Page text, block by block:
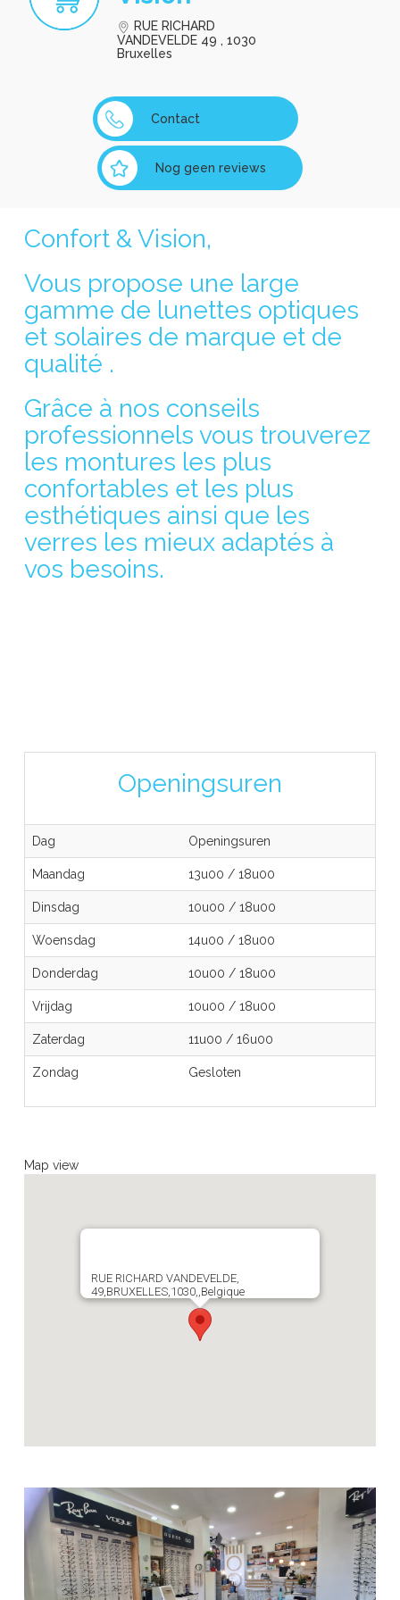
RUE RICHARD
VANDEVELDE 49 , 1030
Bruxelles
Contact
Nog geen reviews
Confort & Vision,
Vous propose une large
gamme de lunettes optiques
et solaires de marque et de
qualité .
Grâce à nos conseils
professionnels vous trouverez
les montures les plus
confortables et les plus
esthétiques ainsi que les
verres les mieux adaptés à
vos besoins.
Openingsuren
Dag Openingsuren
Maandag 13u00 /18u00
Dinsdag 10u00 /18u00
Woensdag 14u00 /18u00
Donderdag 10u00 /18u00
Vrijdag 10u00 /18u00
Zaterdag 11u00 /16u00
Zondag Gesloten
Map view
RUE RICHARD VANDEVELDE,
49,BRUXELLES,1030,,Belgique